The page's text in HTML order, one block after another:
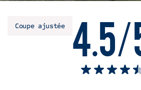
Coupe ajustée 4.5/